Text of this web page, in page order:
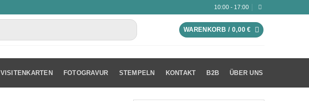
10:00 - 17:00
WARENKORB /0,00€
VISITENKARTEN FOTOGRAVUR STEMPELN KONTAKT B2B ÜBER UNS